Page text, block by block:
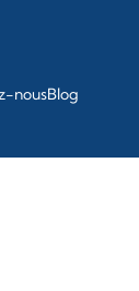
nousBlog